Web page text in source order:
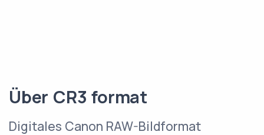
Über CR3 format
Digitales Canon RAW-Bildformat